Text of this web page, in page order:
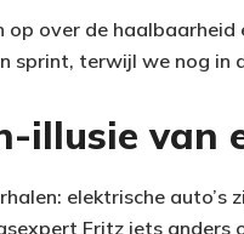
over de
sprint, terwijl we nog in
illusie van
elektrische
Fritz iets anders